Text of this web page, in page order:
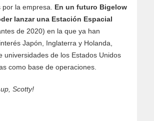
por la empresa. En un futuro Bigelow
lanzar una Estación Espacial
de 2020) en la que ya han
Japón, Inglaterra y Holanda,
universidades de los Estados Unidos
como base de operaciones.
Scotty!